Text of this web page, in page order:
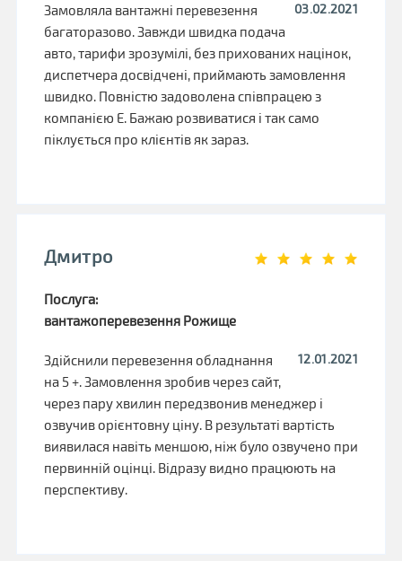
03.02.2021
Замовляла вантажні перевезення
багаторазово. Завжди швидка подача
авто, тарифи зрозумілі, без прихованих націнок,
диспетчера досвідчені, приймають замовлення
швидко. Повністю задоволена співпрацею з
компанією Е. Бажаю розвиватися і так само
піклується про клієнтів як зараз.
Дмитро
Послуга:
вантажоперевезення Рожище
12.01.2021
Здійснили перевезення обладнання
на 5 +. Замовлення зробив через сайт,
через пару хвилин передзвонив менеджер і
озвучив орієнтовну ціну. В результаті вартість
виявилася навіть меншою, ніж було озвучено при
первинній оцінці. Відразу видно працюють на
перспективу.